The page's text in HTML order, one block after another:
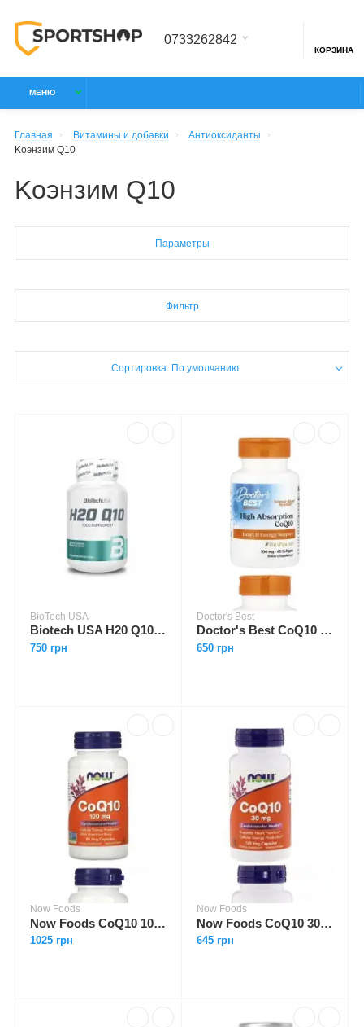
0733262842
КОРЗИНА
МЕНЮ
Главная Витамины и добавки
Антиоксиданты
Kоэнзим Q10
Kоэнзим Q10
Параметры
Фильтр
Сортировка: По умолчанию
BioTech USA
Biotech USA H20 Q10 60 caps
750 грн
Doctor's Best
Doctor's Best CoQ10 100 mg with BioPerine 60 softgels
650 грн
Now Foods
Now Foods CoQ10 100 mg 90 veg caps
1025 грн
Now Foods
Now Foods CoQ10 30 mg 120 caps
645 грн